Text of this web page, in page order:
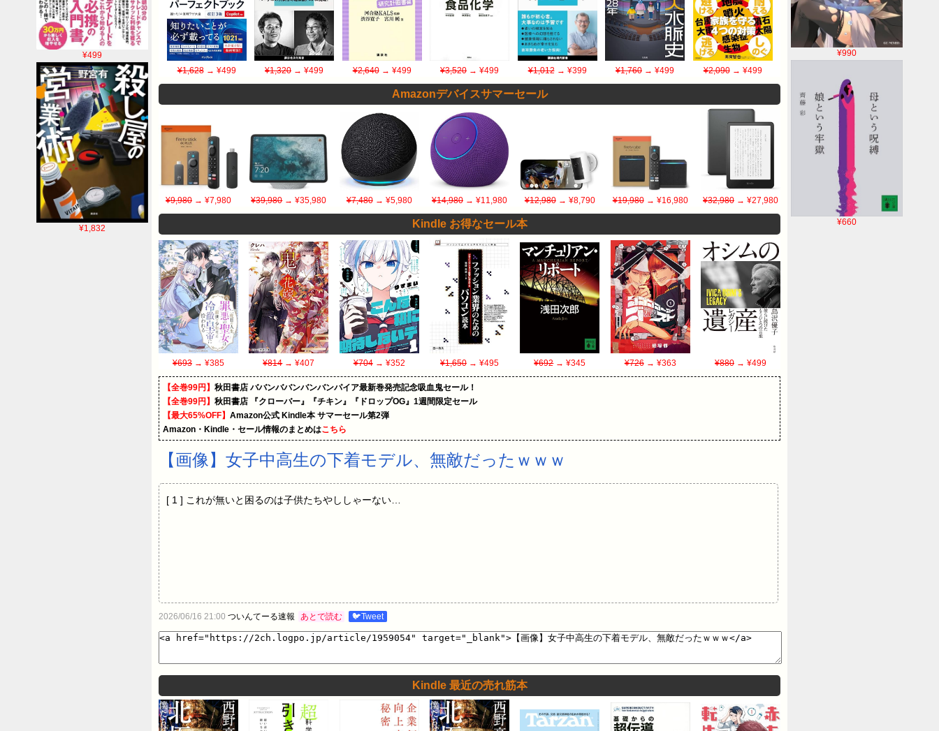
¥990
¥660
¥499
¥1,832
¥1,628→ ¥499 ¥1,320 → ¥499 ¥2,640→ ¥499 ¥3,520 → ¥499 ¥1,012→ ¥399 ¥1,760 → ¥499 ¥2,090→ ¥499
Amazonデバイスサマーセール
¥9,980 → ¥7,980 ¥39,980→ ¥35,980 ¥7,480→ ¥5,980 ¥14,980→ ¥11,980 ¥12,980→ ¥8,790 ¥19,980→ ¥16,980 ¥32,980→ ¥27,980
Kindle お得なセール本
¥693 → ¥385 ¥814→ ¥407 ¥704→ ¥352 ¥1,650→ ¥495 ¥692→ ¥345 ¥726→ ¥363 ¥880→ ¥499
【全巻99円】 秋田書店 ババンババンバンバンパイア最新巻発売記念吸血鬼セール！
【全巻99円】 秋田書店 『クローバー』『チキン』『ドロップOG』1週間限定セール
【最大65%OFF】 Amazon公式 Kindle本 サマーセール第2弾
Amazon・Kindle・セール情報のまとめはこちら
【画像】女子中高生の下着モデル、無敵だったｗｗｗ
[ 1 ] これが無いと困るのは子供たちやししゃーない…
2026/06/16 21:00 ついんてーる速報 あとで読む 🐦Tweet
Kindle 最近の売れ筋本